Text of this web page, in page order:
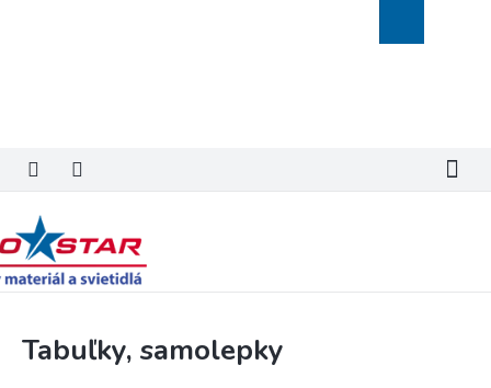
košík
Tabuľky, samolepky